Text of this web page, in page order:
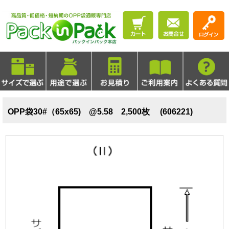
OPP袋30#（65x65) @5.58 2,500枚 (606221)